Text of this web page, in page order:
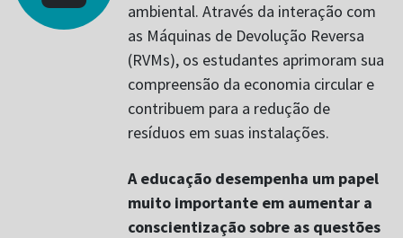
ambiental. Através da interação com
as Máquinas de Devolução Reversa
(RVMs), os estudantes aprimoram sua
compreensão da economia circular e
contribuem para a redução de
resíduos em suas instalações.
A educação desempenha um papel
muito importante em aumentar a
conscientização sobre as questões